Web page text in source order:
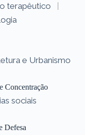
terapêutico
|
e Urbanismo
Concentração
sociais
Defesa